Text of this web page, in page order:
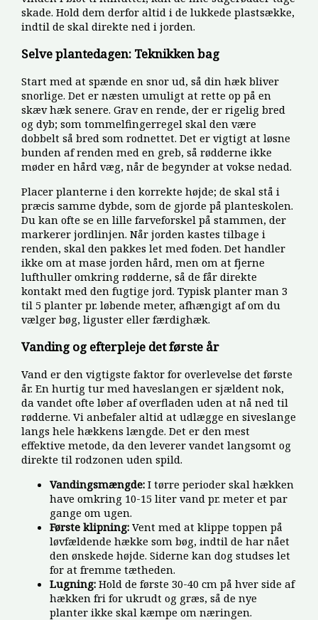
skade. Hold dem derfor altid i de lukkede plastsække,
indtil de skal direkte ned i jorden.
Selve plantedagen: Teknikken bag
Start med at spænde en snor ud, så din hæk bliver
snorlige. Det er næsten umuligt at rette op på en
skæv hæk senere. Grav en rende, der er rigelig bred
og dyb; som tommelfingerregel skal den være
dobbelt så bred som rodnettet. Det er vigtigt at løsne
bunden af renden med en greb, så rødderne ikke
møder en hård væg, når de begynder at vokse nedad.
Placer planterne i den korrekte højde; de skal stå i
præcis samme dybde, som de gjorde på planteskolen.
Du kan ofte se en lille farveforskel på stammen, der
markerer jordlinjen. Når jorden kastes tilbage i
renden, skal den pakkes let med foden. Det handler
ikke om at mase jorden hård, men om at fjerne
lufthuller omkring rødderne, så de får direkte
kontakt med den fugtige jord. Typisk planter man 3
til 5 planter pr. løbende meter, afhængigt af om du
vælger bøg, liguster eller færdighæk.
Vanding og efterpleje det første år
Vand er den vigtigste faktor for overlevelse det første
år. En hurtig tur med haveslangen er sjældent nok,
da vandet ofte løber af overfladen uden at nå ned til
rødderne. Vi anbefaler altid at udlægge en siveslange
langs hele hækkens længde. Det er den mest
effektive metode, da den leverer vandet langsomt og
direkte til rodzonen uden spild.
Vandingsmængde: I tørre perioder skal hækken
have omkring 10-15 liter vand pr. meter et par
gange om ugen.
Første klipning: Vent med at klippe toppen på
løvfældende hække som bøg, indtil de har nået
den ønskede højde. Siderne kan dog studses let
for at fremme tætheden.
Lugning: Hold de første 30-40 cm på hver side af
hækken fri for ukrudt og græs, så de nye
planter ikke skal kæmpe om næringen.